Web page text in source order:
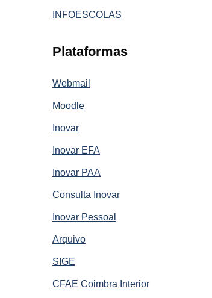
INFOESCOLAS
Plataformas
Webmail
Moodle
Inovar
Inovar EFA
Inovar PAA
Consulta Inovar
Inovar Pessoal
Arquivo
SIGE
CFAE Coimbra Interior